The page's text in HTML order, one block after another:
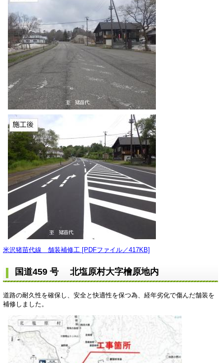
米沢猪苗代線 舗装補修工 [PDFファイル／417KB]
国道459 号 北塩原村大字檜原地内
道路の耐久性を確保し、安全と快適性を保つ為、経年劣化で傷んだ舗装を
補修しました。